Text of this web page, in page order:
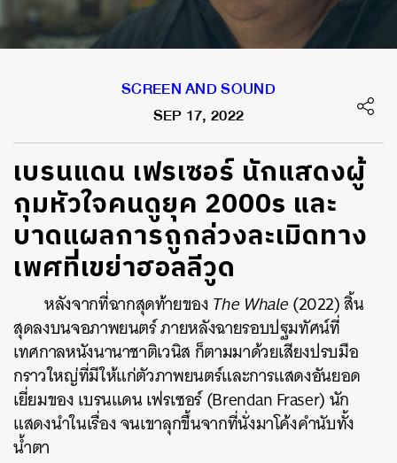
SCREEN AND SOUND
SEP 17, 2022
เบรนแดน เฟรเซอร์ นักแสดงผู้
กุมหัวใจคนดูยุค 2000s และ
บาดแผลการถูกล่วงละเมิดทาง
เพศที่เขย่าฮอลลีวูด
หลังจากที่ฉากสุดท้ายของThe Whale(2022) สิ้น
สุดลงบนจอภาพยนตร์ ภายหลังฉายรอบปฐมทัศน์ที่
เทศกาลหนังนานาชาติเวนิส ก็ตามมาด้วยเสียงปรบมือ
กราวใหญ่ที่มีให้แก่ตัวภาพยนตร์และการแสดงอันยอด
เยี่ยมของ เบรนแดน เฟรเซอร์ (Brendan Fraser) นัก
แสดงนำในเรื่อง จนเขาลุกขึ้นจากที่นั่งมาโค้งคำนับทั้ง
น้ำตา